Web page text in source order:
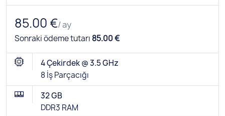
85.00 €/ ay
Sonraki ödeme tutarı 85.00 €
4 Çekirdek @ 3.5 GHz
8 İş Parçacığı
32 GB
DDR3 RAM